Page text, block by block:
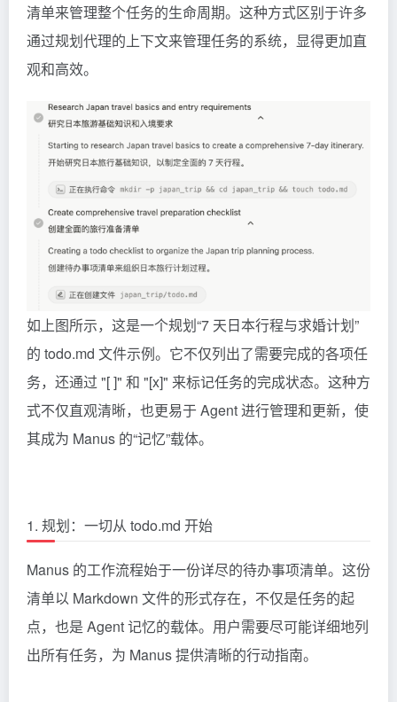
清单来管理整个任务的生命周期。这种方式区别于许多
通过规划代理的上下文来管理任务的系统，显得更加直
观和高效。
如上图所示，这是一个规划“7 天日本行程与求婚计划”
的 todo.md 文件示例。它不仅列出了需要完成的各项任
务，还通过 "[ ]" 和 "[x]" 来标记任务的完成状态。这种方
式不仅直观清晰，也更易于 Agent 进行管理和更新，使
其成为 Manus 的“记忆”载体。
1. 规划：一切从 todo.md 开始
Manus 的工作流程始于一份详尽的待办事项清单。这份
清单以 Markdown 文件的形式存在，不仅是任务的起
点，也是 Agent 记忆的载体。用户需要尽可能详细地列
出所有任务，为 Manus 提供清晰的行动指南。